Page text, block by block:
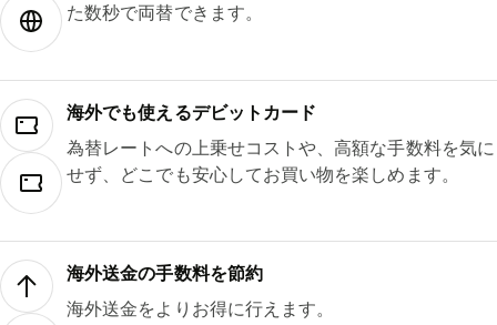
た数秒で両替できます。
海外でも使えるデビットカード
為替レートへの上乗せコストや、高額な手数料を気に
せず、どこでも安心してお買い物を楽しめます。
海外送金の手数料を節約
海外送金をよりお得に行えます。